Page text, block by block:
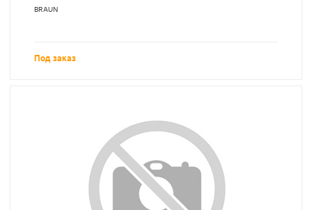
BRAUN
Под заказ